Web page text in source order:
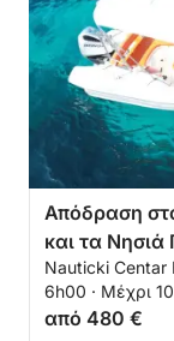
Απόδραση
και τα Νησιά
Ιστιοπλοΐα,
εμπειρία
Nauticki Centar
6h00 · Μέχρι
από 480 €